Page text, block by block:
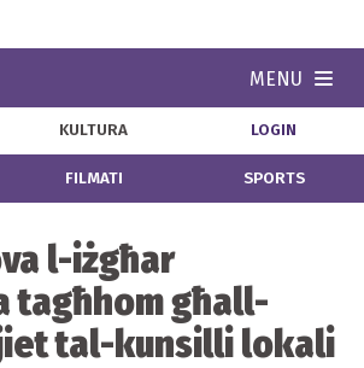
MENU
KULTURA LOGIN
FILMATI SPORTS
l-iżgħar
tagħhom għall-
tal-kunsilli lokali